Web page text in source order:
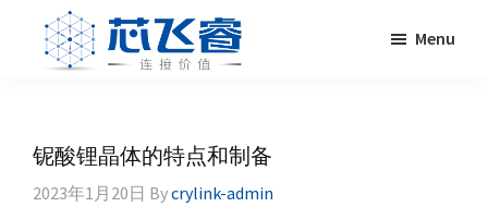
primary
primary
体，
非
Menu
铌酸锂晶体的特点和制备
2023年1月20日 Bycrylink-admin